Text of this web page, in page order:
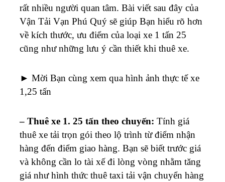
rất nhiều người quan tâm. Bài viết sau đây của
Vận Tải Vạn Phú Quý sẽ giúp Bạn hiểu rõ hơn
về kích thước, ưu điểm của loại xe 1 tấn 25
cũng như những lưu ý cần thiết khi thuê xe.
► Mời Bạn cùng xem qua hình ảnh thực tế xe
1,25 tấn
– Thuê xe 1. 25 tấn theo chuyến: Tính giá
thuê xe tải trọn gói theo lộ trình từ điểm nhận
hàng đến điểm giao hàng. Bạn sẽ biết trước giá
và không cần lo tài xế đi lòng vòng nhằm tăng
giá như hình thức thuê taxi tải vận chuyển hàng